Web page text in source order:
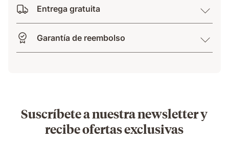
Entrega gratuita
Garantía de reembolso
Suscríbete a nuestra newsletter y
recibe ofertas exclusivas